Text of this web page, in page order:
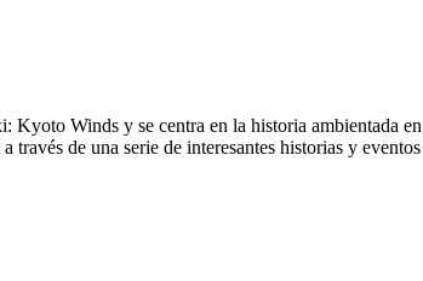
Winds y se centra en la historia ambientada
de una serie de interesantes historias y